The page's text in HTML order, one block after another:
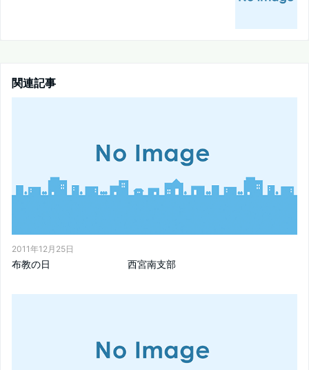
関連記事
2011年12月25日
布教の日 西宮南支部